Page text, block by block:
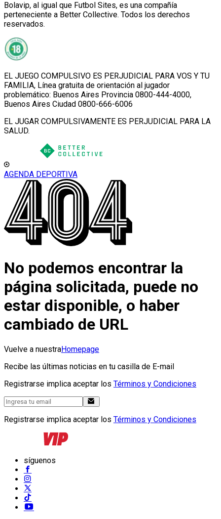
Bolavip, al igual que Futbol Sites, es una compañía
perteneciente a Better Collective. Todos los derechos
reservados.
EL JUEGO COMPULSIVO ES PERJUDICIAL PARA VOS Y TU
FAMILIA, Línea gratuita de orientación al jugador
problemático: Buenos Aires Provincia 0800-444-4000,
Buenos Aires Ciudad 0800-666-6006
EL JUGAR COMPULSIVAMENTE ES PERJUDICIAL PARA LA
SALUD.
AGENDA DEPORTIVA
No podemos encontrar la
página solicitada, puede no
estar disponible, o haber
cambiado de URL
Vuelve a nuestraHomepage
Recibe las últimas noticias en tu casilla de E-mail
Registrarse implica aceptar los Términos y Condiciones
Registrarse implica aceptar los Términos y Condiciones
síguenos